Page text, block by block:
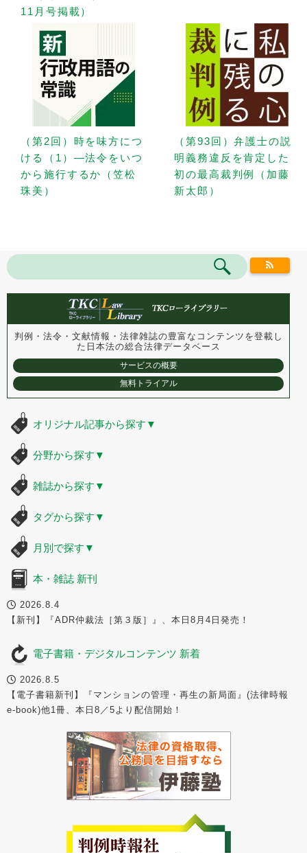
11月号掲載）
（第2回）時を味方につ
ける（1）—法令をいつ
から施行するか（笠松
珠美）
（第93回）弁護士の説
明義務違反を肯定した
初の最高裁判例（加藤
新太郎）
判例・法令・文献情報・法律雑誌の豊富なコンテンツを登載し
た 日本法の総合法律データベース
サービスの概要
無料トライアル
オリジナル記事から探す ▼
分野から探す ▼
雑誌から探す ▼
タグから探す ▼
月別で探す ▼
本・雑誌 新刊
2026.8.4
【新刊】『ADR仲裁法［第３版］』、本日8月4日発売！
電子書籍・デジタルコンテンツ 新着
2026.8.5
【電子書籍新刊】『マンションの管理・再生の新局面』(法律時報
e-book)他1冊、本日8／5より配信開始！